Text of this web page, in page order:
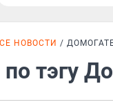
НОВОСТИ
тэгу